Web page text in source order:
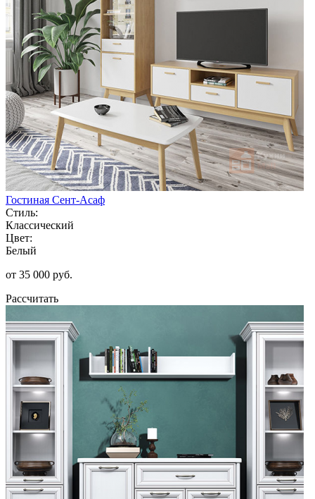
Гостиная Сент-Асаф
Стиль:
Классический
Цвет:
Белый
от 35 000 руб.
Рассчитать